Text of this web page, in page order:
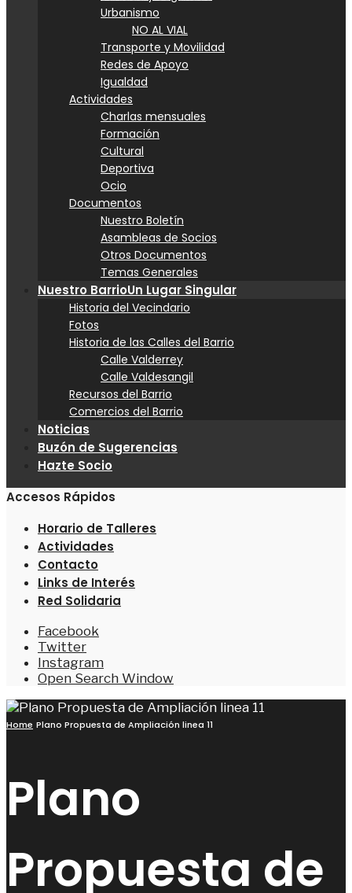
Urbanismo
NO AL VIAL
Transporte y Movilidad
Redes de Apoyo
Igualdad
Actividades
Charlas mensuales
Formación
Cultural
Deportiva
Ocio
Documentos
Nuestro Boletín
Asambleas de Socios
Otros Documentos
Temas Generales
Nuestro BarrioUn Lugar Singular
Historia del Vecindario
Fotos
Historia de las Calles del Barrio
Calle Valderrey
Calle Valdesangil
Recursos del Barrio
Comercios del Barrio
Noticias
Buzón de Sugerencias
Hazte Socio
Accesos Rápidos
Horario de Talleres
Actividades
Contacto
Links de Interés
Red Solidaria
Facebook
Twitter
Instagram
Open Search Window
Home Plano Propuesta de Ampliación linea 11
Plano
Propuesta de